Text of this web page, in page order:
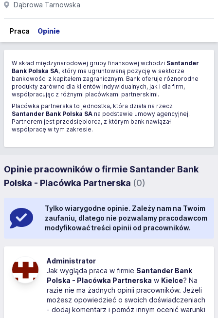
Dąbrowa Tarnowska
Praca Opinie
W skład międzynarodowej grupy finansowej wchodzi Santander
Bank Polska SA, który ma ugruntowaną pozycję w sektorze
bankowości z kapitałem zagranicznym. Bank oferuje różnorodne
produkty zarówno dla klientów indywidualnych, jak i dla firm,
współpracując z różnymi placówkami partnerskimi.
Placówka partnerska to jednostka, która działa na rzecz
Santander Bank Polska SA na podstawie umowy agencyjnej.
Partnerem jest przedsiębiorca, z którym bank nawiązał
współpracę w tym zakresie.
Opinie pracowników o firmie Santander Bank
Polska - Placówka Partnerska (0)
Tylko wiarygodne opinie. Zależy nam na Twoim
zaufaniu, dlatego nie pozwalamy pracodawcom
modyfikować treści opinii od pracowników.
Administrator
Jak wygląda praca w firmie Santander Bank
Polska - Placówka Partnerska w Kielce? Na
razie nie ma żadnych opinii pracowników. Jeżeli
możesz opowiedzieć o swoich doświadczeniach
- dodaj komentarz i pomóż innym ocenić warunki